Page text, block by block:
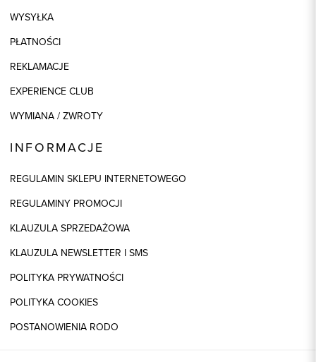
WYSYŁKA
PŁATNOŚCI
REKLAMACJE
EXPERIENCE CLUB
WYMIANA / ZWROTY
INFORMACJE
REGULAMIN SKLEPU INTERNETOWEGO
REGULAMINY PROMOCJI
KLAUZULA SPRZEDAŻOWA
KLAUZULA NEWSLETTER I SMS
POLITYKA PRYWATNOŚCI
POLITYKA COOKIES
POSTANOWIENIA RODO